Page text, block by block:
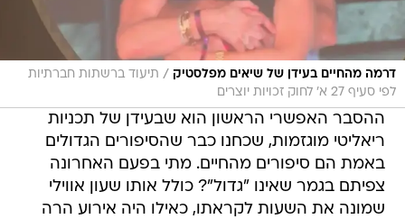
דרמה מהחיים בעידן של שיאים מפלסטיק / תיעוד ברשתות חברתיות
לפי סעיף 27 א' לחוק זכויות יוצרים
ההסבר האפשרי הראשון הוא שבעידן של תכניות
ריאליטי מוגזמות, שכחנו כבר שהסיפורים הגדולים
באמת הם סיפורים מהחיים. מתי בפעם האחרונה
צפיתם בגמר שאינו "גדול"? כולל אותו שעון אווילי
שמונה את השעות לקראתו, כאילו היה אירוע הרה